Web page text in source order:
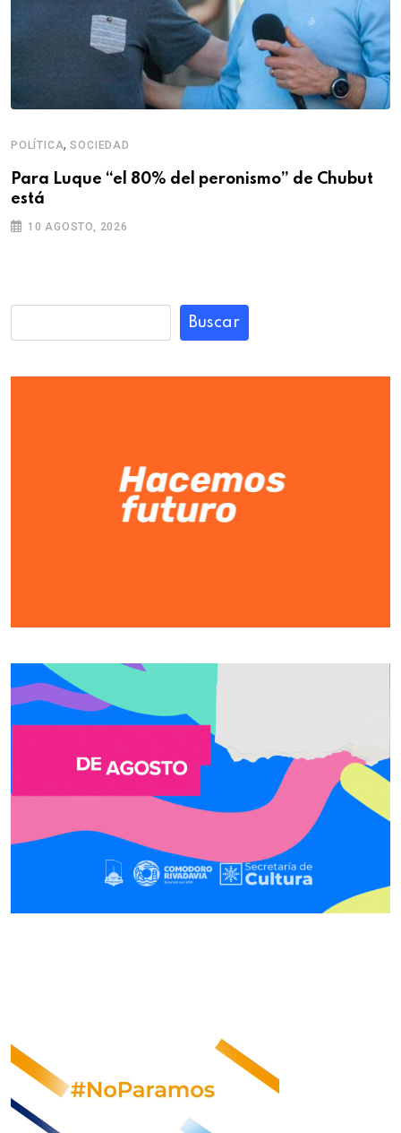
POLÍTICA,SOCIEDAD
Para Luque “el 80% del peronismo” de Chubut
está
10 AGOSTO, 2026
Buscar